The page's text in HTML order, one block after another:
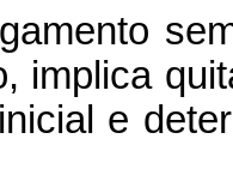
implica
e